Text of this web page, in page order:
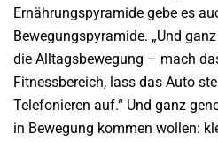
Ernährungspyramide gebe es
Bewegungspyramide. „Und
die Alltagsbewegung – mach
Fitnessbereich, lass das Auto
Telefonieren auf.“ Und ganz
in Bewegung kommen wollen: